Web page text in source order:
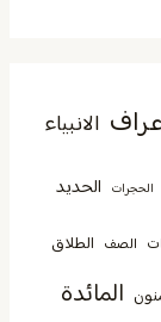
الانبياء
الحجرات الحديد
الصف الطلاق
المائدة